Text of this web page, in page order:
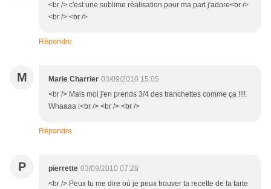
<br /> c'est une sublime réalisation pour ma part j'adore<br />
<br /> <br />
Répondre
M Marie Charrier 03/09/2010 15:05
<br /> Mais moi j'en prends 3/4 des tranchettes comme ça !!!!
Whaaaa !<br /> <br /> <br />
Répondre
P pierrette 03/09/2010 07:28
<br /> Peux tu me dire où je peux trouver ta recette de la tarte